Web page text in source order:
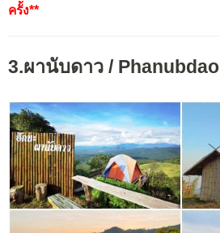
ครั้ง**
3.ผานับดาว / Phanubdao